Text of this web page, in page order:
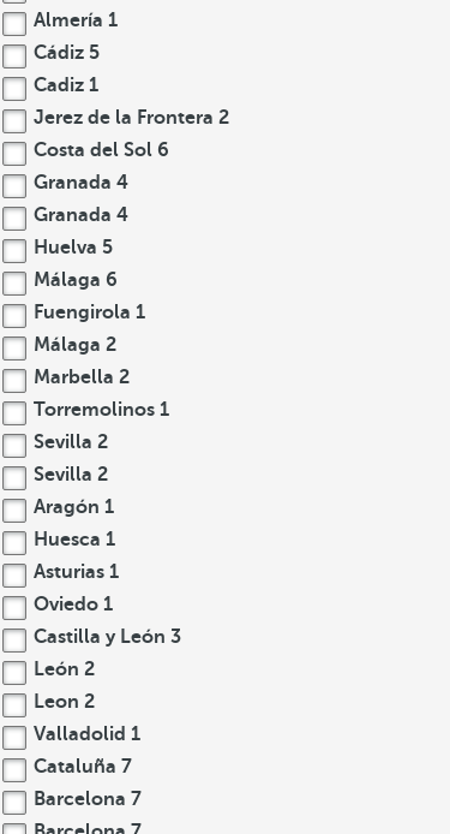
Almería 1
Cádiz 5
Cadiz 1
Jerez de la Frontera 2
Costa del Sol 6
Granada 4
Granada 4
Huelva 5
Málaga 6
Fuengirola 1
Málaga 2
Marbella 2
Torremolinos 1
Sevilla 2
Sevilla 2
Aragón 1
Huesca 1
Asturias 1
Oviedo 1
Castilla y León 3
León 2
Leon 2
Valladolid 1
Cataluña 7
Barcelona 7